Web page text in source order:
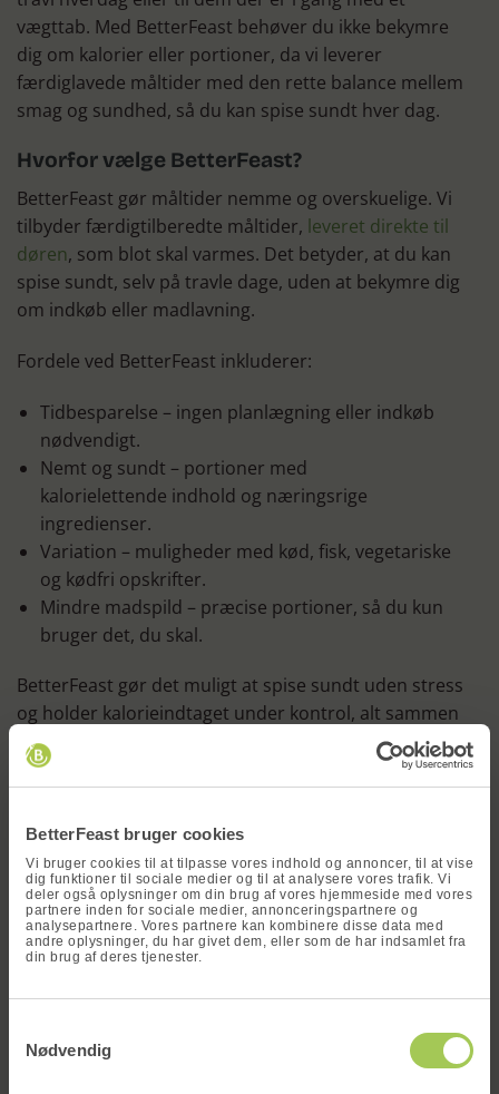
BetterFeast bruger cookies
Vi bruger cookies til at tilpasse vores indhold og annoncer, til at vise
dig funktioner til sociale medier og til at analysere vores trafik. Vi
deler også oplysninger om din brug af vores hjemmeside med vores
partnere inden for sociale medier, annonceringspartnere og
analysepartnere. Vores partnere kan kombinere disse data med
andre oplysninger, du har givet dem, eller som de har indsamlet fra
din brug af deres tjenester.
Nødvendig
vægttab. Med BetterFeast behøver du ikke bekymre
dig om kalorier eller portioner, da vi leverer
færdiglavede måltider med den rette balance mellem
smag og sundhed, så du kan spise sundt hver dag.
Hvorfor vælge BetterFeast?
BetterFeast gør måltider nemme og overskuelige. Vi
tilbyder færdigtilberedte måltider, leveret direkte til
døren, som blot skal varmes. Det betyder, at du kan
spise sundt, selv på travle dage, uden at bekymre dig
om indkøb eller madlavning.
Fordele ved BetterFeast inkluderer:
Tidbesparelse – ingen planlægning eller indkøb
nødvendigt.
Nemt og sundt – portioner med
kalorielettende indhold og næringsrige
ingredienser.
Variation – muligheder med kød, fisk, vegetariske
og kødfri opskrifter.
Mindre madspild – præcise portioner, så du kun
bruger det, du skal.
BetterFeast gør det muligt at spise sundt uden stress
og holder kalorieindtaget under kontrol, alt sammen
uden at gå på kompromis med smag og kvalitet.
Hvordan passer kalorielette retter ind i
Kalorielette opskrifter er ikke kun for dem, der
ønsker at tabe sig. De passer ind i enhver livsstil,
hvor man vil spise sundt, få mæthed og vitaminer,
uden at bruge timer på køkkenet. BetterFeast gør det
muligt at integrere kalorielette måltider i hverdagen.
Du får måltid leveret, som er klar til at spise efter 25
familie og fritid uden at gå på kompromis med
Vind en
x